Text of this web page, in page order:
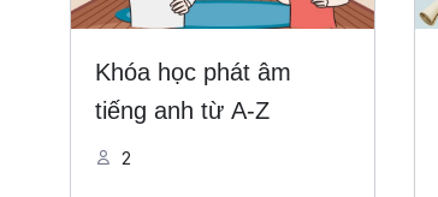
Khóa học phát âm
tiếng anh từ A-Z
2